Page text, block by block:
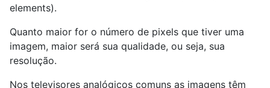
elements).
Quanto maior for o número de pixels que tiver uma
imagem, maior será sua qualidade, ou seja, sua
resolução.
Nos televisores analógicos comuns as imagens têm